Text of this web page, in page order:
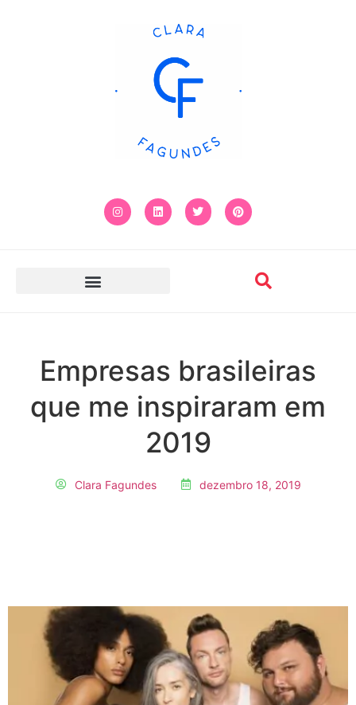
Empresas brasileiras
que me inspiraram em
2019
Clara Fagundes dezembro 18, 2019